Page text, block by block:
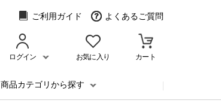
ご利用ガイド よくあるご質問
ログイン お気に入り カート
商品カテゴリから探す